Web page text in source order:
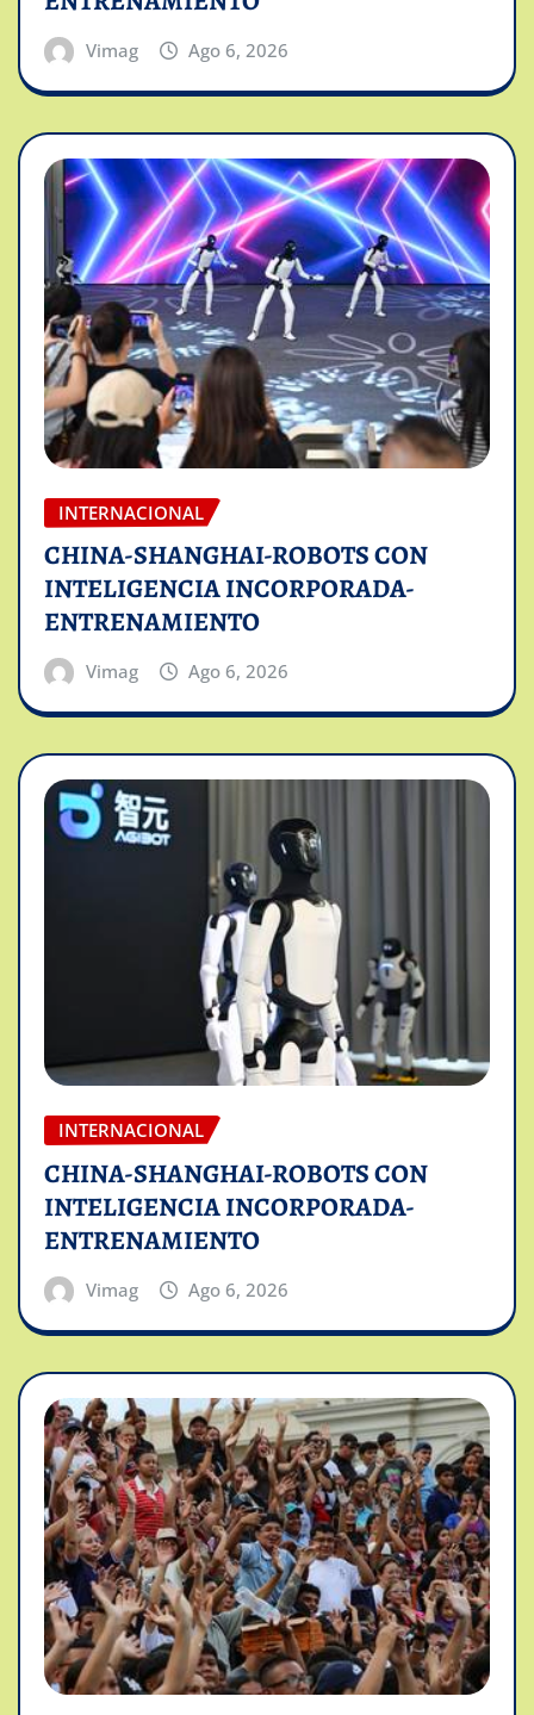
Vimag Ago 6, 2026
INTERNACIONAL
CHINA-SHANGHAI-ROBOTS CON
INTELIGENCIA INCORPORADA-
ENTRENAMIENTO
Vimag Ago 6, 2026
INTERNACIONAL
CHINA-SHANGHAI-ROBOTS CON
INTELIGENCIA INCORPORADA-
ENTRENAMIENTO
Vimag Ago 6, 2026